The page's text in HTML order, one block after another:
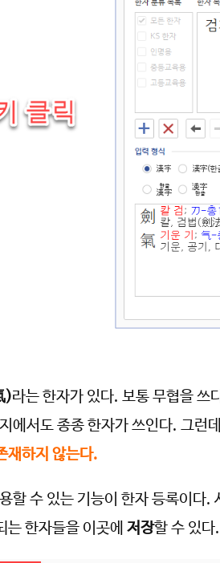
)라는 한자가 있다. 보통 무협을 쓰
에서도 종종 한자가 쓰인다. 그런
재하지 않는다.
할 수 있는 기능이 한자 등록이다
한자들을 이곳에 저장할 수 있다.